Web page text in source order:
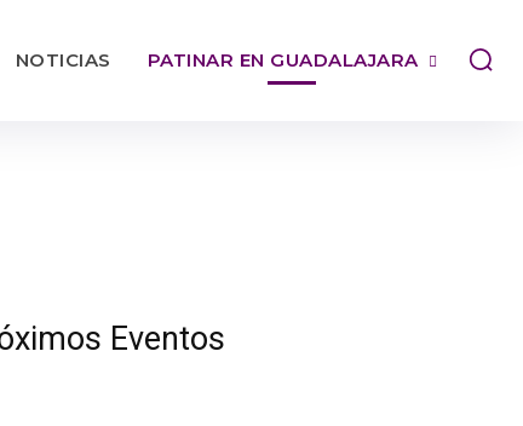
NOTICIAS PATINAR EN GUADALAJARA
Eventos